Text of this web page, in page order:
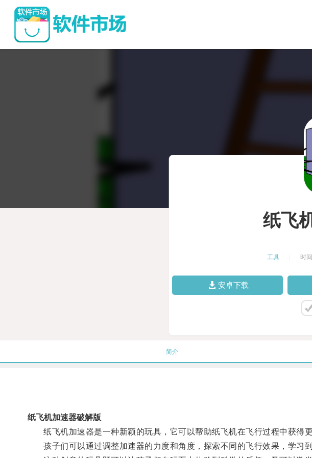
纸飞
工具 时
安卓下载
简介
纸飞机加速器破解版
纸飞机加速器是一种新颖的玩具，它可以帮助纸飞机在飞行过程中获得更
孩子们可以通过调整加速器的力度和角度，探索不同的飞行效果，学习到